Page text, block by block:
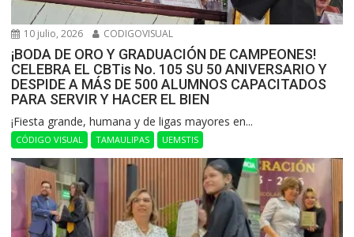
10 julio, 2026 CODIGOVISUAL
¡BODA DE ORO Y GRADUACIÓN DE CAMPEONES!
CELEBRA EL CBTis No. 105 SU 50 ANIVERSARIO Y
DESPIDE A MÁS DE 500 ALUMNOS CAPACITADOS
PARA SERVIR Y HACER EL BIEN
​¡Fiesta grande, humana y de ligas mayores en...
CÓDIGO VISUAL TAMAULIPAS UEMSTIS